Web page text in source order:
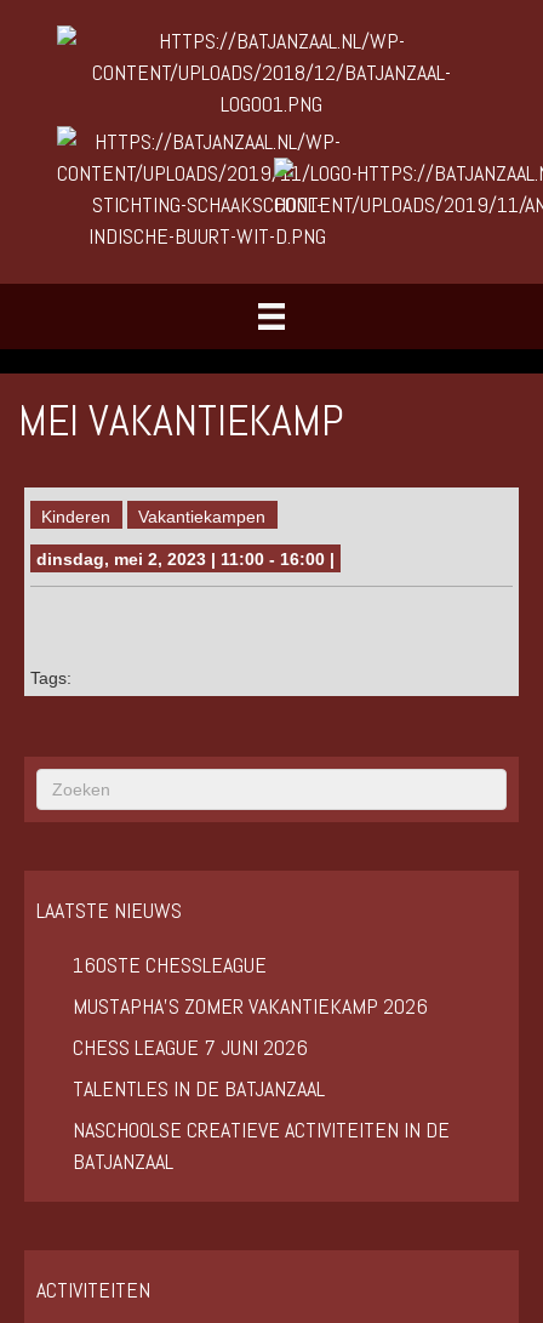
MEI VAKANTIEKAMP
Kinderen Vakantiekampen
dinsdag, mei 2, 2023 | 11:00 - 16:00 |
Tags:
LAATSTE NIEUWS
160STE CHESSLEAGUE
MUSTAPHA’S ZOMER VAKANTIEKAMP 2026
CHESS LEAGUE 7 JUNI 2026
TALENTLES IN DE BATJANZAAL
NASCHOOLSE CREATIEVE ACTIVITEITEN IN DE
BATJANZAAL
ACTIVITEITEN